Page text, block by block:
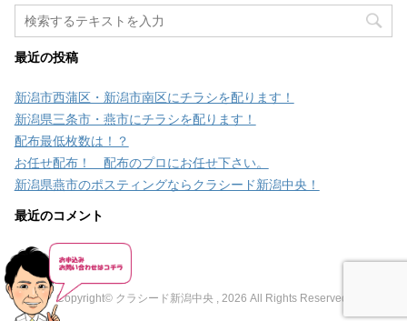
最近の投稿
新潟市西蒲区・新潟市南区にチラシを配ります！
新潟県三条市・燕市にチラシを配ります！
配布最低枚数は！？
お任せ配布！ 配布のプロにお任せ下さい。
新潟県燕市のポスティングならクラシード新潟中央！
最近のコメント
Copyright© クラシード新潟中央 , 2026 All Rights Reserved.